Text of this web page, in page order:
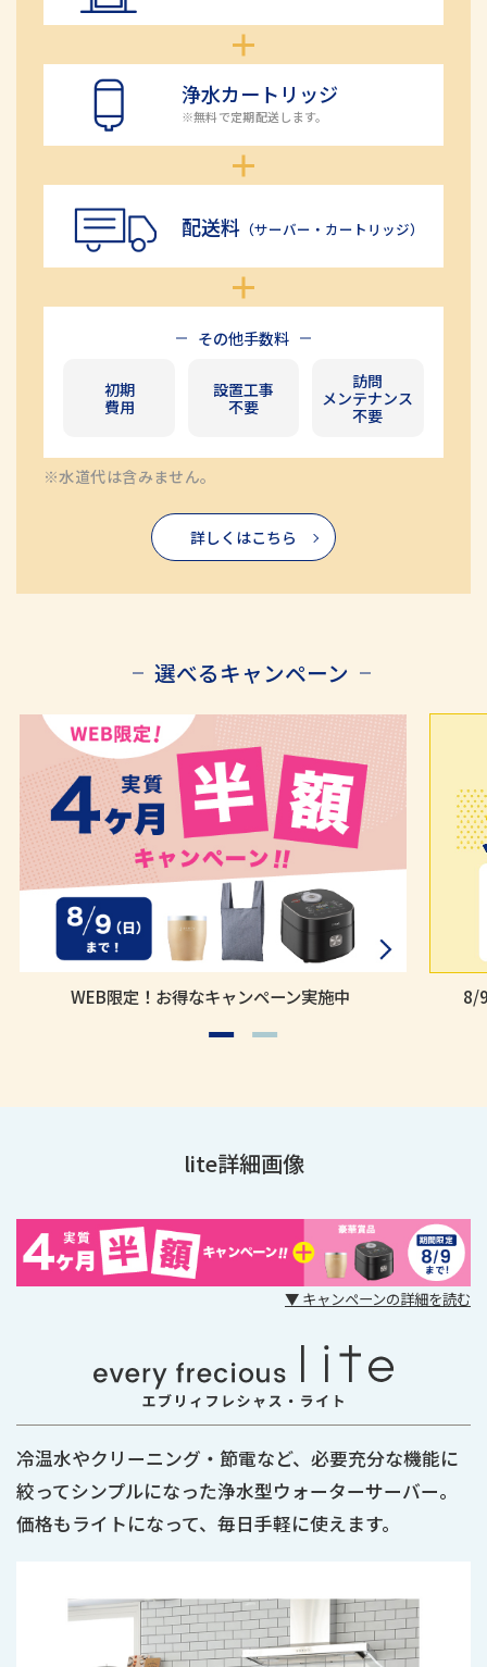
浄水カートリッジ
※無料で定期配送します。
配送料（サーバー・カートリッジ）
その他手数料
初期
費用
設置工事
不要
訪問
メンテナンス
不要
※水道代は含みません。
詳しくはこちら
選べるキャンペーン
8/9(日)まで！！【他社ご利用中】の方対象
lite詳細画像
▼ キャンペーンの詳細を読む
冷温水やクリーニング・節電など、必要充分な機能に
絞ってシンプルになった浄水型ウォーターサーバー。
価格もライトになって、毎日手軽に使えます。